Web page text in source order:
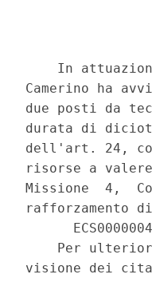
In
Camerino ha
due posti da
durata di
dell'art. 24,
risorse a
Missione  4,
rafforzamento
Per
visione dei